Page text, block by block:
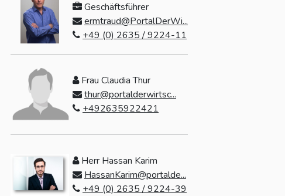
Geschäftsführer
ermtraud@PortalDerWi...
+49 (0) 2635 / 9224-11
Frau Claudia Thur
thur@portalderwirtsc...
+492635922421
Herr Hassan Karim
HassanKarim@portalde...
+49 (0) 2635 / 9224-39